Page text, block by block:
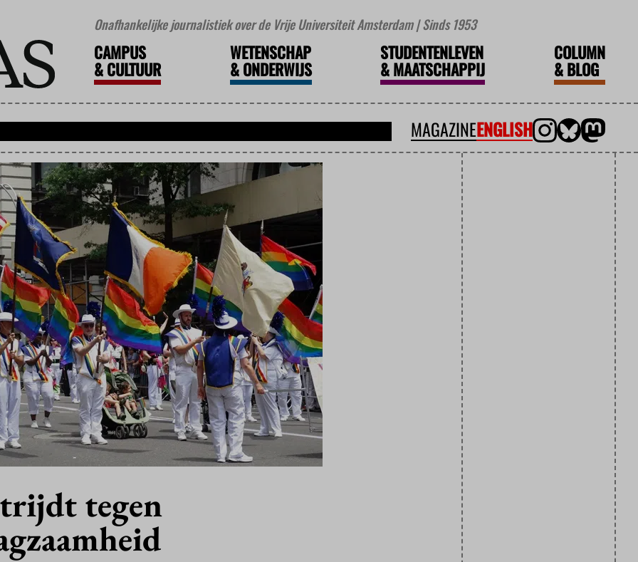
Onafhankelijke journalistiek over de Vrije Universiteit Amsterdam | Sinds 1953
CAMPUS
&CULTUUR
WETENSCHAP
&ONDERWIJS
STUDENTENLEVEN
&MAATSCHAPPIJ
COLUMN
&BLOG
MAGAZINEENGLISH
tegen